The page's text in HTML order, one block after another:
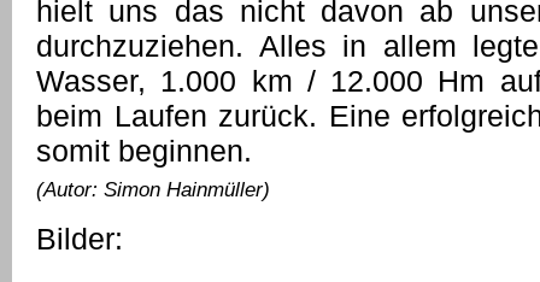
hielt uns das nicht davon ab
durchzuziehen. Alles in allem
Wasser, 1.000 km / 12.000 Hm
beim Laufen zurück. Eine
somit beginnen.
(Autor: Simon Hainmüller)
Bilder: